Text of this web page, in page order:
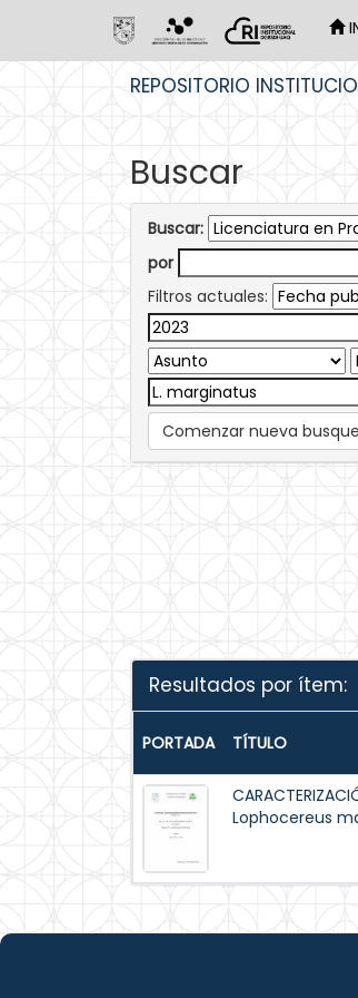
REPOSITORIO
Buscar
Buscar:
por
Filtros actuales:
Comenzar nueva
Resultados por ítem:
PORTADA TÍTULO
Lophocereus